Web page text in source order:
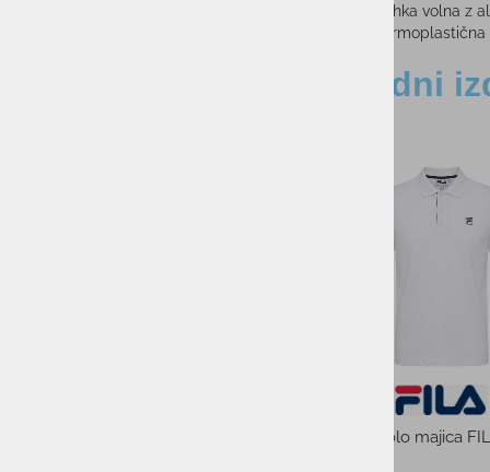
Vložek : Mehka volna z
Podplat:
Sorodni
Moška polo majica